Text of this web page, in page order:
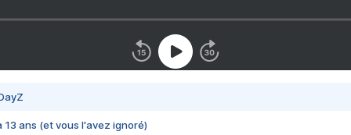
13 ans (et vous l'avez ignoré)